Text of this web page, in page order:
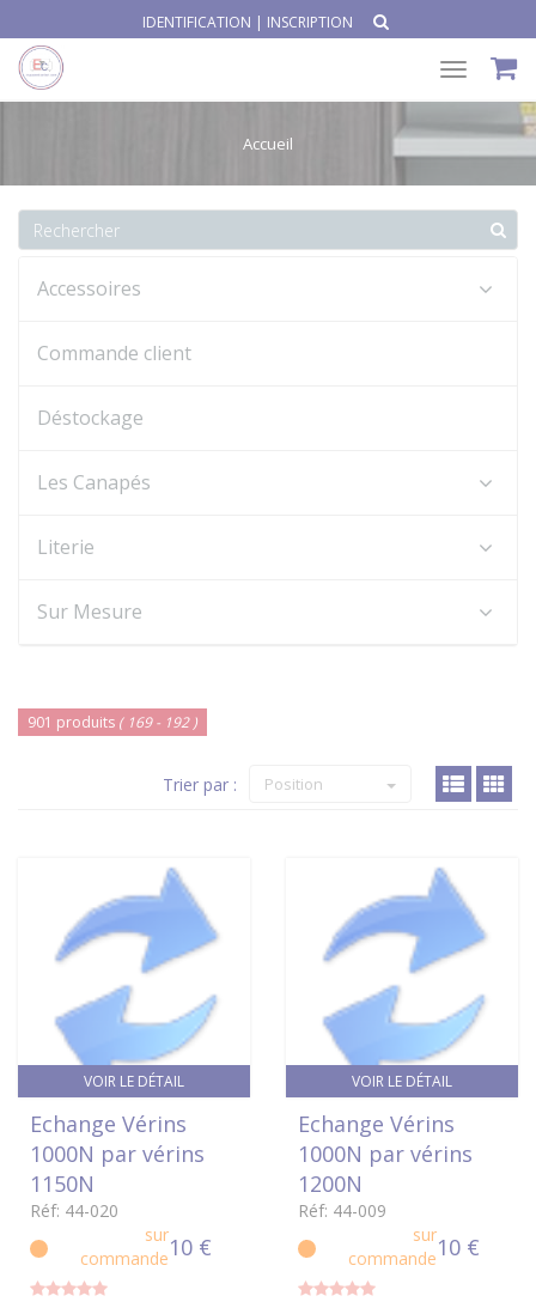
IDENTIFICATION | INSCRIPTION
Toggle
Accueil
Accessoires
Commande client
Déstockage
Les Canapés
Literie
Sur Mesure
901 produits ( 169 - 192 )
Trier par : Position
VOIR LE DÉTAIL
Echange Vérins
1000N par vérins
1150N
Réf: 44-020
sur
commande10 €
VOIR LE DÉTAIL
Echange Vérins
1000N par vérins
1200N
Réf: 44-009
sur
commande10 €